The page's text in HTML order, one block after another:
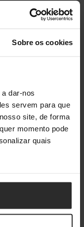
Sobre os cookies
dar-nos
servem para que
site, de forma
momento pode
quais
2 x HDMI